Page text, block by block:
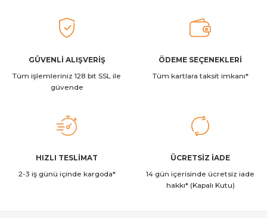
Ürün açıklamasında eksik bilgiler bulunuyor.
Ürün bilgilerinde hatalar bulunuyor.
Ürün fiyatı diğer sitelerden daha pahalı.
Bu ürüne benzer farklı alternatifler olmalı.
GÜVENLİ ALIŞVERİŞ
Tüm işlemleriniz 128 bit SSL ile
güvende
ÖDEME SEÇENEKLERİ
Tüm kartlara taksit imkanı*
HIZLI TESLİMAT
2-3 iş günü içinde kargoda*
ÜCRETSİZ İADE
14 gün içerisinde ücretsiz iade
hakkı* (Kapalı Kutu)